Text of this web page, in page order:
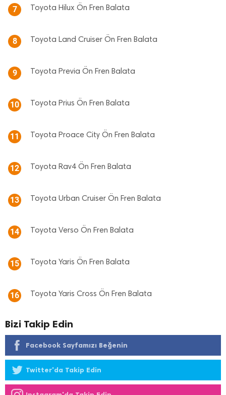
7 Toyota Hilux Ön Fren Balata
8 Toyota Land Cruiser Ön Fren Balata
9 Toyota Previa Ön Fren Balata
10 Toyota Prius Ön Fren Balata
11 Toyota Proace City Ön Fren Balata
12 Toyota Rav4 Ön Fren Balata
13 Toyota Urban Cruiser Ön Fren Balata
14 Toyota Verso Ön Fren Balata
15 Toyota Yaris Ön Fren Balata
16 Toyota Yaris Cross Ön Fren Balata
Bizi Takip Edin
Facebook Sayfamızı Beğenin
Twitter'da Takip Edin